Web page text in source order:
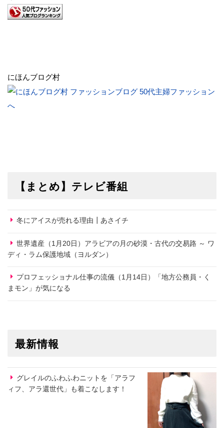
にほんブログ村
【まとめ】テレビ番組
冬にアイスが売れる理由┃あさイチ
世界遺産（1月20日）アラビアの月の砂漠・古代の交易路 ～ ワ
ディ・ラム保護地域（ヨルダン）
プロフェッショナル仕事の流儀（1月14日）「地方公務員・く
まモン」が気になる
最新情報
グレイルのふわふわニットを「アラフ
ィフ、アラ還世代」も着こなします！